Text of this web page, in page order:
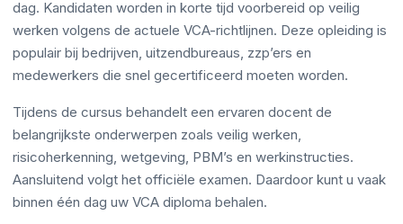
dag. Kandidaten worden in korte tijd voorbereid op veilig
werken volgens de actuele VCA-richtlijnen. Deze opleiding is
populair bij bedrijven, uitzendbureaus, zzp’ers en
medewerkers die snel gecertificeerd moeten worden.
Tijdens de cursus behandelt een ervaren docent de
belangrijkste onderwerpen zoals veilig werken,
risicoherkenning, wetgeving, PBM’s en werkinstructies.
Aansluitend volgt het officiële examen. Daardoor kunt u vaak
binnen één dag uw VCA diploma behalen.